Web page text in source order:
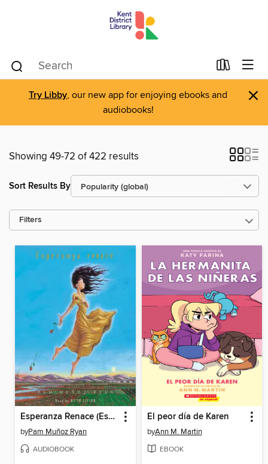
Try Libby, our new app for enjoying ebooks and
audiobooks!
×
Showing 49-72 of 422 results
Sort Results By
Filters
Esperanza Renace (Esperanza Rising)
byPam Muñoz Ryan
AUDIOBOOK
El peor día de Karen
byAnn M. Martin
EBOOK